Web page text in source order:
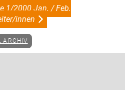
1/2000 Jan. / Feb.
innen
ARCHIV